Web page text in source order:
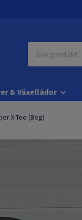
& Växellådor
X-Too (Beg)